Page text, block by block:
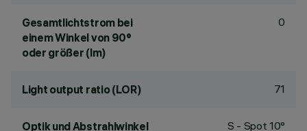
Gesamtlichtstrom bei
einem Winkel von 90°
oder größer (lm)
0
Light output ratio (LOR) 71
Optik und Abstrahlwinkel S - Spot 10°